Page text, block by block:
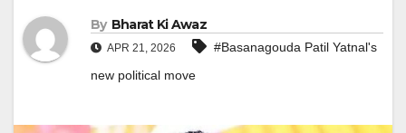
By Bharat Ki Awaz
APR 21, 2026
#Basanagouda Patil Yatnal's
new political move